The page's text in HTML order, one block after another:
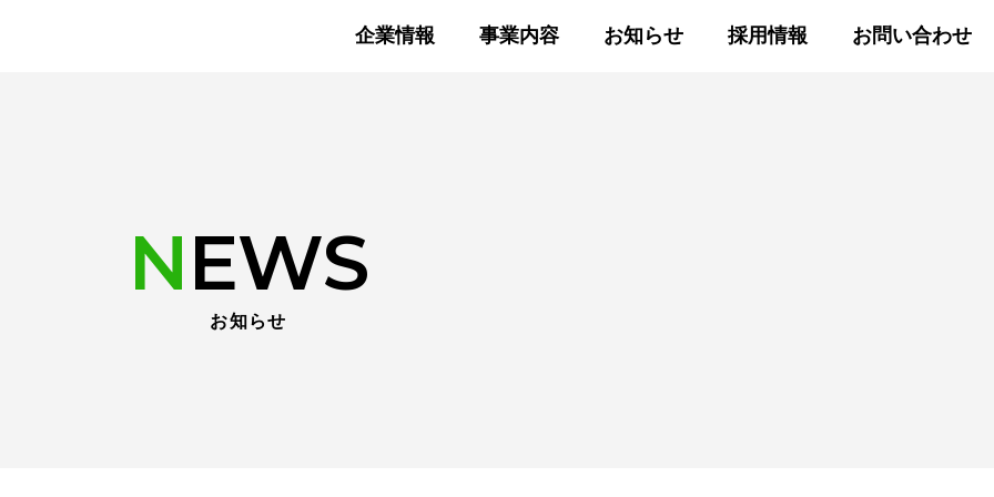
企業情報 事業内容 お知らせ 採用情報 お問い合わせ
NEWS
お知らせ